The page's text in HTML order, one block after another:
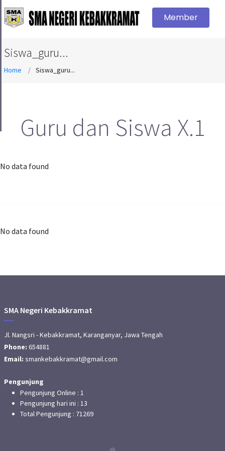
Member
Siswa_guru...
Home Siswa_guru...
Guru dan Siswa X.1
No data found
No data found
SMA Negeri Kebakkramat
Jl. Nangsri - Kebakkramat, Karanganyar, Jawa Tengah
Phone: 654881
Email: smankebakkramat@gmail.com
Pengunjung
Pengunjung Online : 1
Pengunjung hari ini : 13
Total Pengunjung : 71269